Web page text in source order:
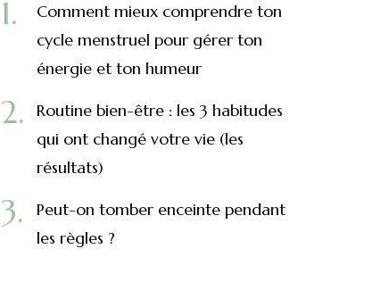
Comment mieux comprendre ton
cycle menstruel pour gérer ton
énergie et ton humeur
Routine bien-être : les 3 habitudes
qui ont changé votre vie (les
résultats)
Peut-on tomber enceinte pendant
les règles ?